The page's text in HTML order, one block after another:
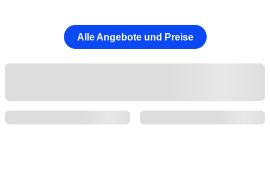
Alle Angebote und Preise